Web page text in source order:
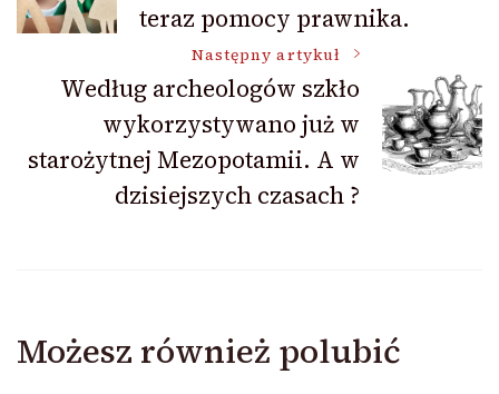
wpisuteraz pomocy prawnika.
Następny artykuł
Według archeologów szkło
wykorzystywano już w
starożytnej Mezopotamii. A w
dzisiejszych czasach ?
Możesz również polubić